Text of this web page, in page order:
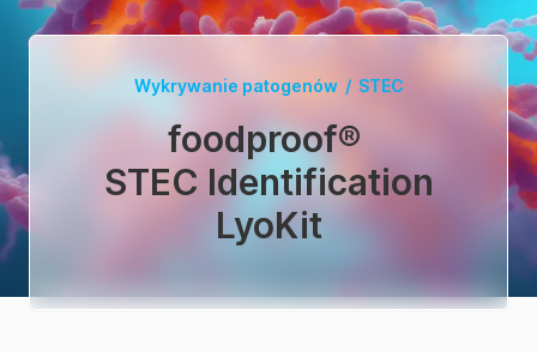
Wykrywanie patogenów / STEC
foodproof®
STEC Identification
LyoKit